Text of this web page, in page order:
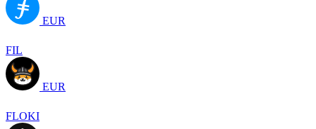
EUR
FIL
EUR
FLOKI